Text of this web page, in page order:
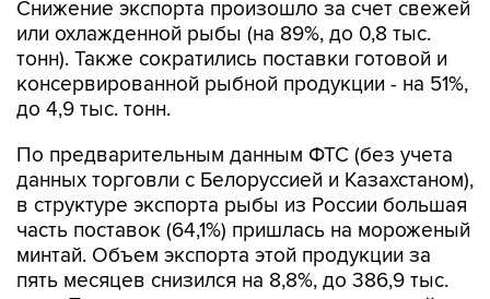
тонн). Также сократились поставки готовой и
консервированной рыбной продукции - на 51%,
до 4,9 тыс. тонн.
По предварительным данным ФТС (без учета
в структуре экспорта рыбы из России большая
часть поставок (64,1%) пришлась на мороженый
минтай. Объем экспорта этой продукции за
пять месяцев снизился на 8,8%, до 386,9 тыс.
тонн. Также сократился экспорт мороженой
сельди - на 25%, до 73,6 тыс. тонн.